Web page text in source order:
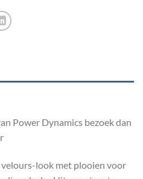
Power Dynamics bezoek dan
look met plooien voor